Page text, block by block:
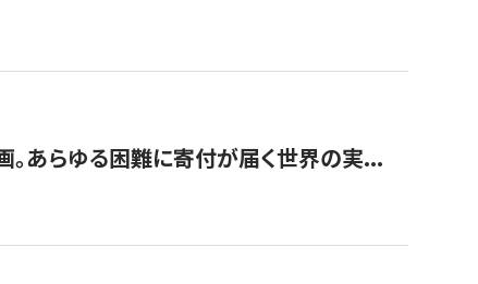
。あらゆる困難に寄付が届く世界の実...